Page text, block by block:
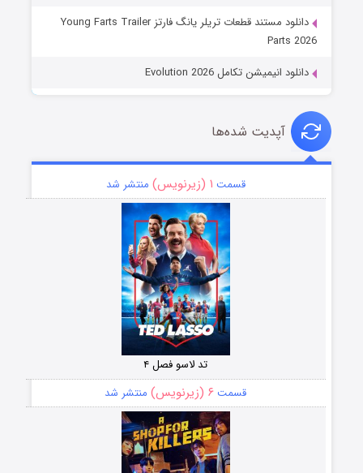
دانلود مستند قطعات تریلر یانگ فارتز Young Farts Trailer
Parts 2026
دانلود انیمیشن تکامل Evolution 2026
آپدیت شده‌ها
قسمت ۱ (زیرنویس) منتشر شد
تد لاسو فصل ۴
قسمت ۶ (زیرنویس) منتشر شد